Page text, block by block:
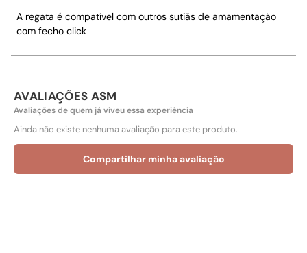
A regata é compatível com outros sutiãs de amamentação
com fecho click
AVALIAÇÕES ASM
Avaliações de quem já viveu essa experiência
Ainda não existe nenhuma avaliação para este produto.
Compartilhar minha avaliação